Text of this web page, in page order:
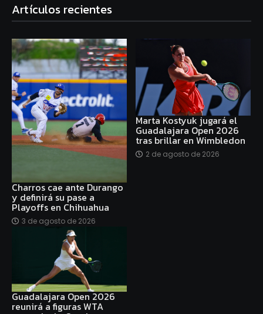
Artículos recientes
Charros cae ante Durango
y definirá su pase a
Playoffs en Chihuahua
3 de agosto de 2026
Marta Kostyuk jugará el
Guadalajara Open 2026
tras brillar en Wimbledon
2 de agosto de 2026
Guadalajara Open 2026
reunirá a figuras WTA